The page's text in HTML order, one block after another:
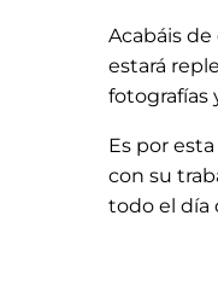
Acabáis
estará
fotografías
Es por
con su
todo el día